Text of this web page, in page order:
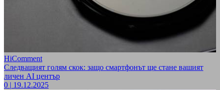
HiComment
Следващият голям скок: защо смартфонът ще стане вашият
личен AI център
0 | 19.12.2025